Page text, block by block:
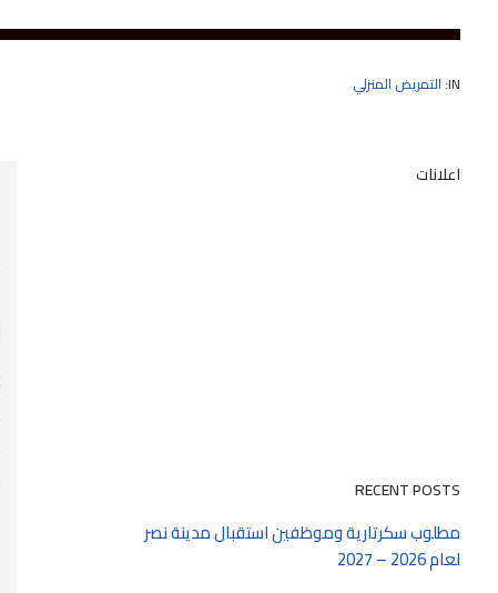
IN: التمريض المنزلي
اعلانات
RECENT POSTS
مطلوب سكرتارية وموظفين استقبال مدينة نصر
لعام 2026 – 2027